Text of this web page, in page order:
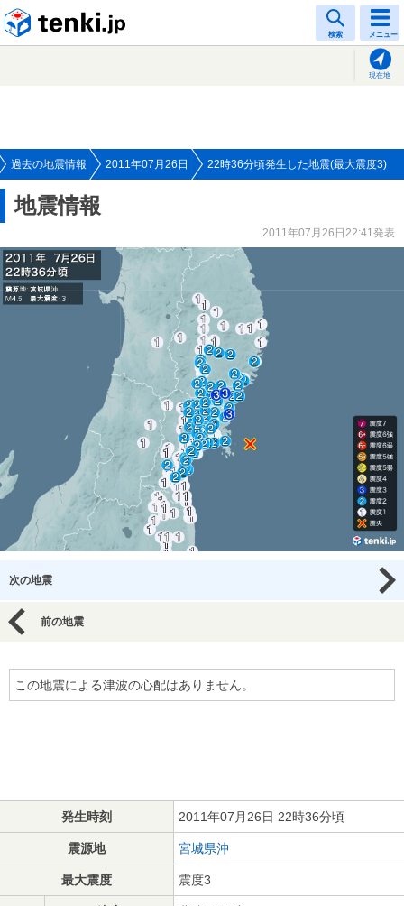
検索 メニュー
現在地
過去の地震情報 2011年07月26日 22時36分頃発生した地震(最大震度3)
地震情報
2011年07月26日22:41発表
次の地震
前の地震
この地震による津波の心配はありません。
発生時刻 2011年07月26日 22時36分頃
震源地 宮城県沖
最大震度 震度3